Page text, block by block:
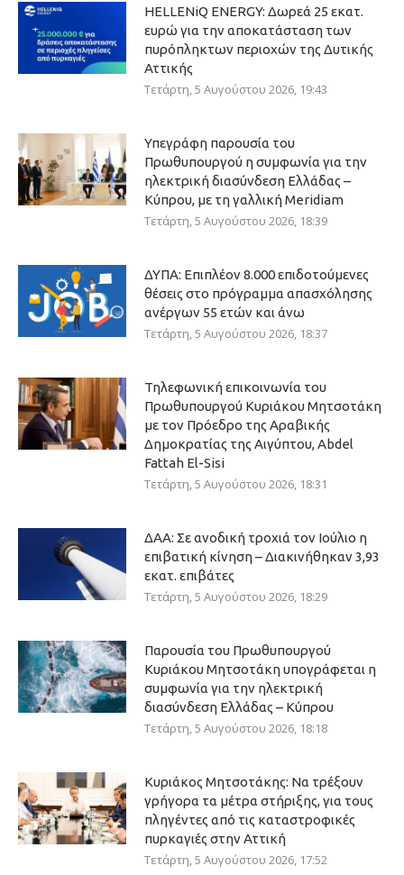
HELLENiQ ENERGY: Δωρεά 25 εκατ.
ευρώ για την αποκατάσταση των
πυρόπληκτων περιοχών της Δυτικής
Αττικής
Τετάρτη, 5 Αυγούστου 2026, 19:43
Υπεγράφη παρουσία του
Πρωθυπουργού η συμφωνία για την
ηλεκτρική διασύνδεση Ελλάδας –
Κύπρου, με τη γαλλική Meridiam
Τετάρτη, 5 Αυγούστου 2026, 18:39
ΔΥΠΑ: Επιπλέον 8.000 επιδοτούμενες
θέσεις στο πρόγραμμα απασχόλησης
ανέργων 55 ετών και άνω
Τετάρτη, 5 Αυγούστου 2026, 18:37
Τηλεφωνική επικοινωνία του
Πρωθυπουργού Κυριάκου Μητσοτάκη
με τον Πρόεδρο της Αραβικής
Δημοκρατίας της Αιγύπτου, Abdel
Fattah El-Sisi
Τετάρτη, 5 Αυγούστου 2026, 18:31
ΔΑΑ: Σε ανοδική τροχιά τον Ιούλιο η
επιβατική κίνηση – Διακινήθηκαν 3,93
εκατ. επιβάτες
Τετάρτη, 5 Αυγούστου 2026, 18:29
Παρουσία του Πρωθυπουργού
Κυριάκου Μητσοτάκη υπογράφεται η
συμφωνία για την ηλεκτρική
διασύνδεση Ελλάδας – Κύπρου
Τετάρτη, 5 Αυγούστου 2026, 18:18
Κυριάκος Μητσοτάκης: Να τρέξουν
γρήγορα τα μέτρα στήριξης, για τους
πληγέντες από τις καταστροφικές
πυρκαγιές στην Αττική
Τετάρτη, 5 Αυγούστου 2026, 17:52